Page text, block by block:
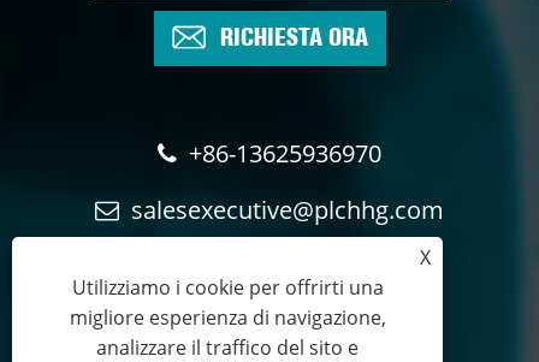
RICHIESTA ORA
+86-13625936970
salesexecutive@plchhg.com
X
Utilizziamo i cookie per offrirti una
migliore esperienza di navigazione,
analizzare il traffico del sito e